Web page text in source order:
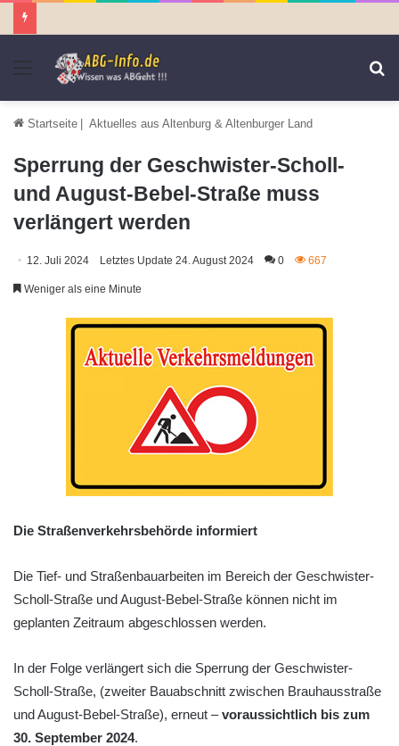
Menü
Startseite | Aktuelles aus Altenburg & Altenburger Land
Sperrung der Geschwister-Scholl-
und August-Bebel-Straße muss
verlängert werden
12. Juli 2024 Letztes Update 24. August 2024 0 667
Weniger als eine Minute
Die Straßenverkehrsbehörde informiert
Die Tief- und Straßenbauarbeiten im Bereich der Geschwister-
Scholl-Straße und August-Bebel-Straße können nicht im
geplanten Zeitraum abgeschlossen werden.
In der Folge verlängert sich die Sperrung der Geschwister-
Scholl-Straße, (zweiter Bauabschnitt zwischen Brauhausstraße
und August-Bebel-Straße), erneut –voraussichtlich bis zum
30. September 2024.